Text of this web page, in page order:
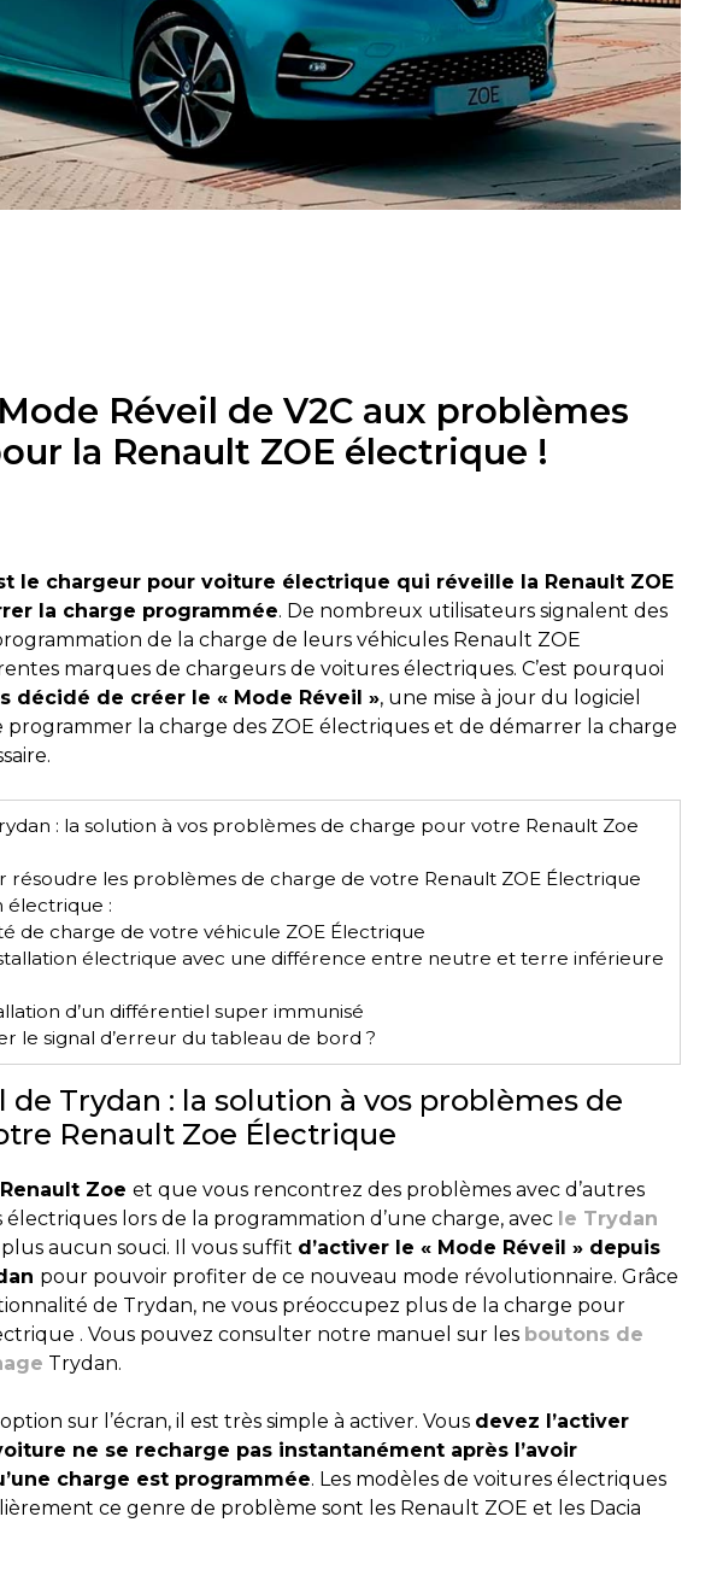
Réveil de V2C aux problèmes
la Renault ZOE électrique !
le chargeur pour voiture électrique qui réveille la Renault ZOE
la charge programmée. De nombreux utilisateurs signalent des
de la charge de leurs véhicules Renault ZOE
marques de chargeurs de voitures électriques. C’est pourquoi
décidé de créer le « Mode Réveil », une mise à jour du logiciel
la charge des ZOE électriques et de démarrer la charge
: la solution à vos problèmes de charge pour votre Renault Zoe
résoudre les problèmes de charge de votre Renault ZOE Électrique
électrique :
de charge de votre véhicule ZOE Électrique
électrique avec une différence entre neutre et terre inférieure
d’un différentiel super immunisé
le signal d’erreur du tableau de bord ?
de Trydan : la solution à vos problèmes de
Renault Zoe Électrique
Renault Zoe et que vous rencontrez des problèmes avec d’autres
lors de la programmation d’une charge, avec le Trydan
plus aucun souci. Il vous suffit d’activer le « Mode Réveil » depuis
pour pouvoir profiter de ce nouveau mode révolutionnaire. Grâce
de Trydan, ne vous préoccupez plus de la charge pour
. Vous pouvez consulter notre manuel sur les boutons de
Trydan.
sur l’écran, il est très simple à activer. Vous devez l’activer
ne se recharge pas instantanément après l’avoir
charge est programmée. Les modèles de voitures électriques
ce genre de problème sont les Renault ZOE et les Dacia